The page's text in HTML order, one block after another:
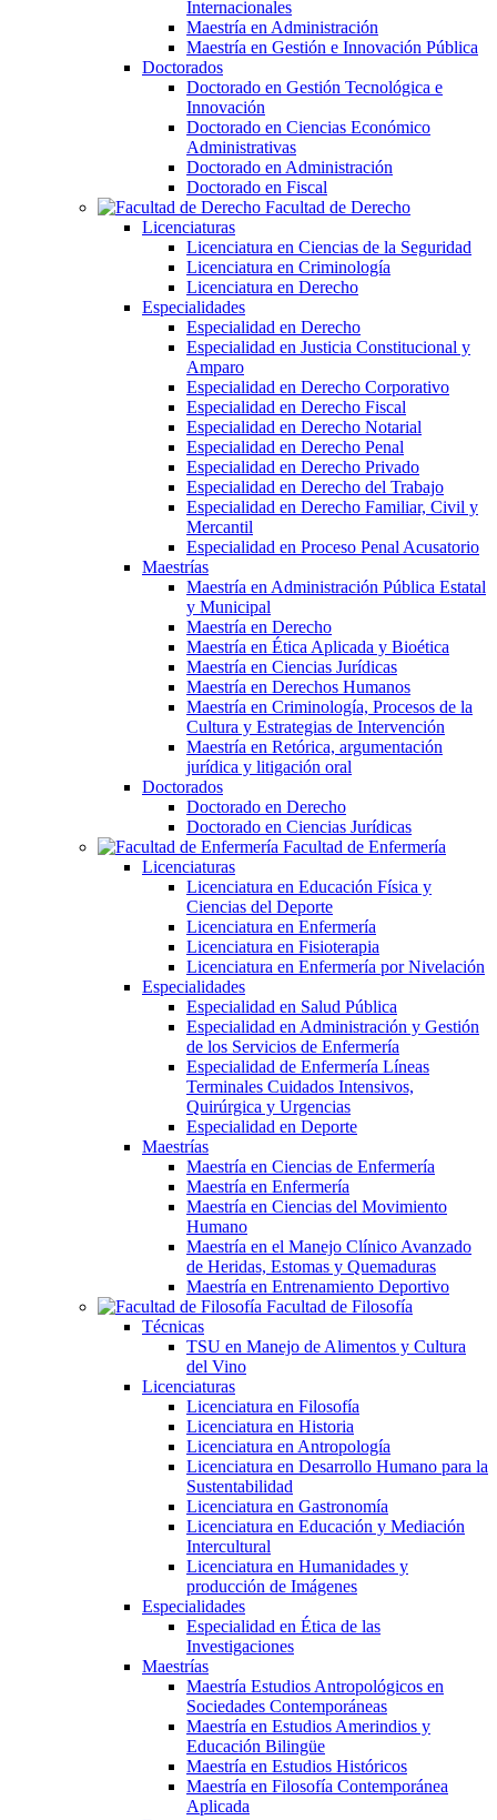
Internacionales
Maestría en Administración
Maestría en Gestión e Innovación Pública
Doctorados
Doctorado en Gestión Tecnológica e
Innovación
Doctorado en Ciencias Económico
Administrativas
Doctorado en Administración
Doctorado en Fiscal
Facultad de Derecho
Licenciaturas
Licenciatura en Ciencias de la Seguridad
Licenciatura en Criminología
Licenciatura en Derecho
Especialidades
Especialidad en Derecho
Especialidad en Justicia Constitucional y
Amparo
Especialidad en Derecho Corporativo
Especialidad en Derecho Fiscal
Especialidad en Derecho Notarial
Especialidad en Derecho Penal
Especialidad en Derecho Privado
Especialidad en Derecho del Trabajo
Especialidad en Derecho Familiar, Civil y
Mercantil
Especialidad en Proceso Penal Acusatorio
Maestrías
Maestría en Administración Pública Estatal
y Municipal
Maestría en Derecho
Maestría en Ética Aplicada y Bioética
Maestría en Ciencias Jurídicas
Maestría en Derechos Humanos
Maestría en Criminología, Procesos de la
Cultura y Estrategias de Intervención
Maestría en Retórica, argumentación
jurídica y litigación oral
Doctorados
Doctorado en Derecho
Doctorado en Ciencias Jurídicas
Facultad de Enfermería
Licenciaturas
Licenciatura en Educación Física y
Ciencias del Deporte
Licenciatura en Enfermería
Licenciatura en Fisioterapia
Licenciatura en Enfermería por Nivelación
Especialidades
Especialidad en Salud Pública
Especialidad en Administración y Gestión
de los Servicios de Enfermería
Especialidad de Enfermería Líneas
Terminales Cuidados Intensivos,
Quirúrgica y Urgencias
Especialidad en Deporte
Maestrías
Maestría en Ciencias de Enfermería
Maestría en Enfermería
Maestría en Ciencias del Movimiento
Humano
Maestría en el Manejo Clínico Avanzado
de Heridas, Estomas y Quemaduras
Maestría en Entrenamiento Deportivo
Facultad de Filosofía
Técnicas
TSU en Manejo de Alimentos y Cultura
del Vino
Licenciaturas
Licenciatura en Filosofía
Licenciatura en Historia
Licenciatura en Antropología
Licenciatura en Desarrollo Humano para la
Sustentabilidad
Licenciatura en Gastronomía
Licenciatura en Educación y Mediación
Intercultural
Licenciatura en Humanidades y
producción de Imágenes
Especialidades
Especialidad en Ética de las
Investigaciones
Maestrías
Maestría Estudios Antropológicos en
Sociedades Contemporáneas
Maestría en Estudios Amerindios y
Educación Bilingüe
Maestría en Estudios Históricos
Maestría en Filosofía Contemporánea
Aplicada